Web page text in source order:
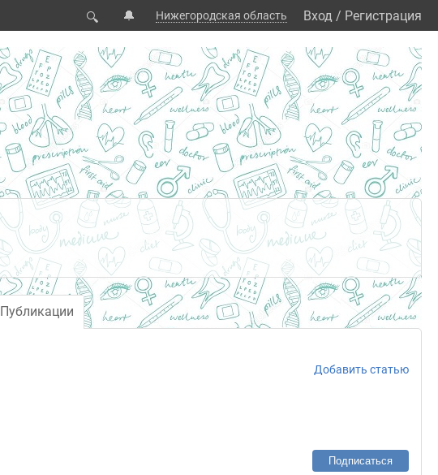
🔍 🔔 Нижегородская область Вход / Регистрация
Публикации
Добавить статью
Подписаться